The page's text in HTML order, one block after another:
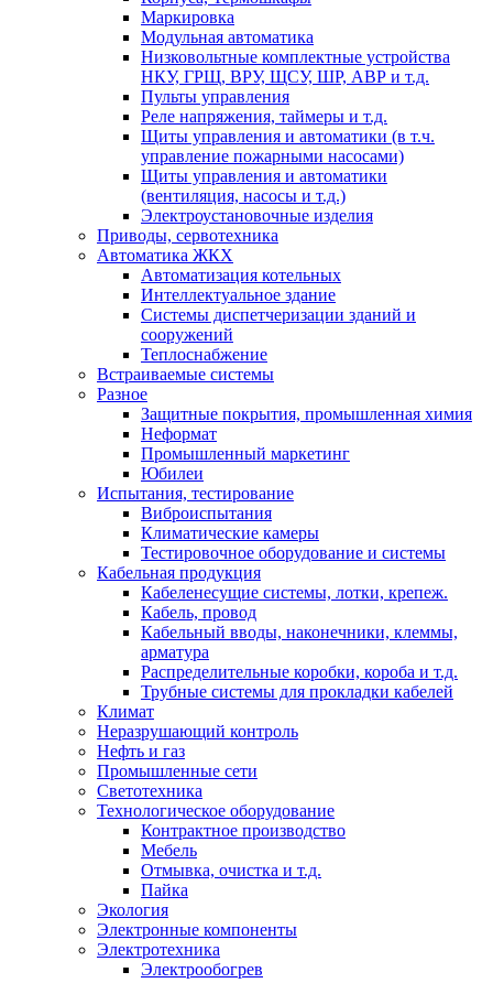
Маркировка
Модульная автоматика
Низковольтные комплектные устройства
НКУ, ГРЩ, ВРУ, ЩСУ, ШР, АВР и т.д.
Пульты управления
Реле напряжения, таймеры и т.д.
Щиты управления и автоматики (в т.ч.
управление пожарными насосами)
Щиты управления и автоматики
(вентиляция, насосы и т.д.)
Электроустановочные изделия
Приводы, сервотехника
Автоматика ЖКХ
Автоматизация котельных
Интеллектуальное здание
Системы диспетчеризации зданий и
сооружений
Теплоснабжение
Встраиваемые системы
Разное
Защитные покрытия, промышленная химия
Неформат
Промышленный маркетинг
Юбилеи
Испытания, тестирование
Виброиспытания
Климатические камеры
Тестировочное оборудование и системы
Кабельная продукция
Кабеленесущие системы, лотки, крепеж.
Кабель, провод
Кабельный вводы, наконечники, клеммы,
арматура
Распределительные коробки, короба и т.д.
Трубные системы для прокладки кабелей
Климат
Неразрушающий контроль
Нефть и газ
Промышленные сети
Светотехника
Технологическое оборудование
Контрактное производство
Мебель
Отмывка, очистка и т.д.
Пайка
Экология
Электронные компоненты
Электротехника
Электрообогрев